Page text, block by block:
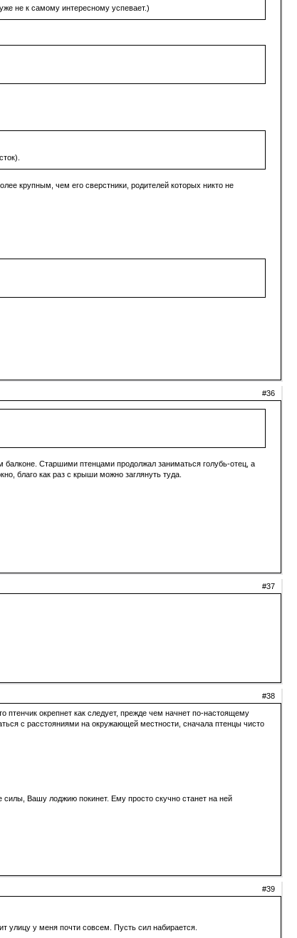
не к самому интересному успевает.)
крупным, чем его сверстники, родителей которых никто не
#36
Старшими птенцами продолжал заниматься голубь-отец, а
благо как раз с крыши можно заглянуть туда.
#37
#38
птенчик окрепнет как следует, прежде чем начнет по-настоящему
с расстояниями на окружающей местности, сначала птенцы чисто
силы, Вашу лоджию покинет. Ему просто скучно станет на ней
#39
улицу у меня почти совсем. Пусть сил набирается.